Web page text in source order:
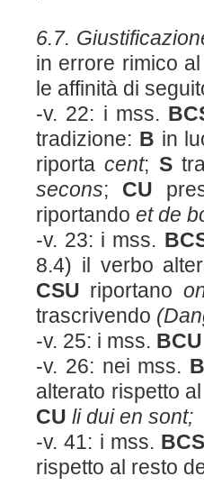
6.7.
in errore rimico
le affinità di
-v. 22: i mss.
tradizione: B in
riportacent; S
secons; CU
riportando et de
-v. 23: i mss.
8.4) il verbo
CSU riportano
trascrivendo
-v. 25: i mss. BCU
-v. 26: nei mss.
alterato rispetto
CU li dui en sont;
-v. 41: i mss.
rispetto al resto